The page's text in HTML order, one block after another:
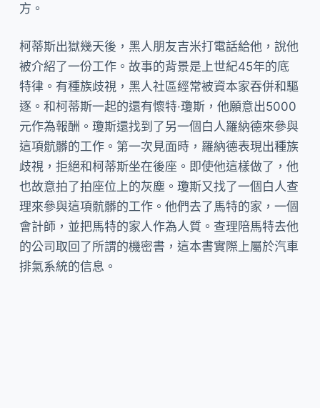
方。
柯蒂斯出獄幾天後，黑人朋友吉米打電話給他，說他
被介紹了一份工作。故事的背景是上世紀45年的底
特律。有種族歧視，黑人社區經常被資本家吞併和驅
逐。和柯蒂斯一起的還有懷特·瓊斯，他願意出5000
元作為報酬。瓊斯還找到了另一個白人羅納德來參與
這項骯髒的工作。第一次見面時，羅納德表現出種族
歧視，拒絕和柯蒂斯坐在後座。即使他這樣做了，他
也故意拍了拍座位上的灰塵。瓊斯又找了一個白人查
理來參與這項骯髒的工作。他們去了馬特的家，一個
會計師，並把馬特的家人作為人質。查理陪馬特去他
的公司取回了所謂的機密書，這本書實際上屬於汽車
排氣系統的信息。